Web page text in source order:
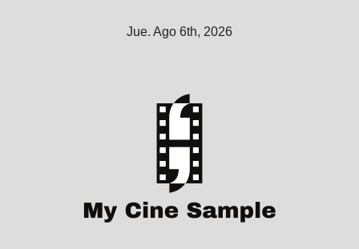
Jue. Ago 6th, 2026